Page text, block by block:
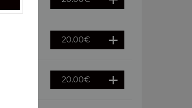
20.00€
20.00€